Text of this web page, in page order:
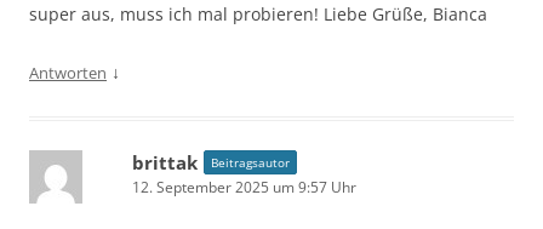
super aus, muss ich mal probieren! Liebe Grüße, Bianca
Antworten ↓
brittak Beitragsautor
12. September 2025 um 9:57 Uhr